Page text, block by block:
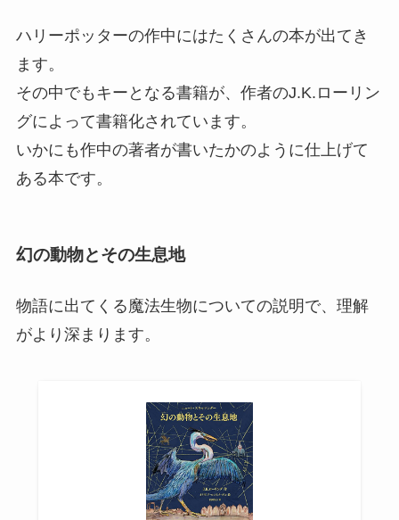
ハリーポッターの作中にはたくさんの本が出てき
ます。
その中でもキーとなる書籍が、作者のJ.K.ローリン
グによって書籍化されています。
いかにも作中の著者が書いたかのように仕上げて
ある本です。
幻の動物とその生息地
物語に出てくる魔法生物についての説明で、理解
がより深まります。